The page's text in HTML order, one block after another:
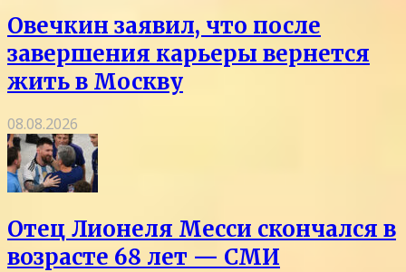
Овечкин заявил, что после
завершения карьеры вернется
жить в Москву
08.08.2026
Отец Лионеля Месси скончался в
возрасте 68 лет — СМИ